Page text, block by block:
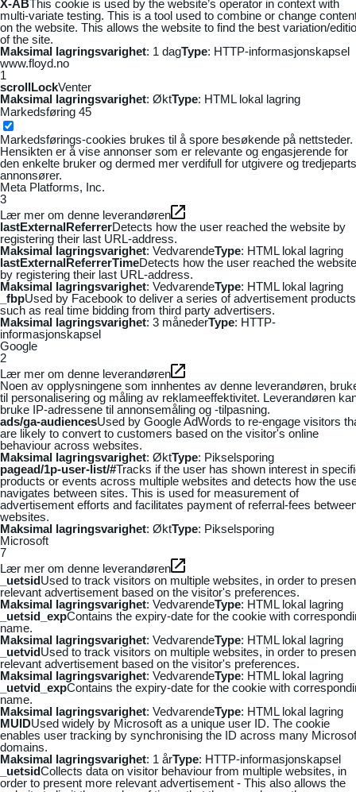
X-ABThis cookie is used by the website’s operator in context with
multi-variate testing. This is a tool used to combine or change
on the website. This allows the website to find the best variation/
of the site.
Maksimal lagringsvarighet: 1 dagType: HTTP-informasjonskapsel
www.floyd.no
1
scrollLockVenter
Maksimal lagringsvarighet: ØktType: HTML lokal lagring
Markedsføring 45
Markedsførings-cookies brukes til å spore besøkende på nettsteder.
Hensikten er å vise annonser som er relevante og engasjerende for
den enkelte bruker og dermed mer verdifull for utgivere og tredjeparts
annonsører.
Meta Platforms, Inc.
3
Lær mer om denne leverandøren
lastExternalReferrerDetects how the user reached the website by
registering their last URL-address.
Maksimal lagringsvarighet: VedvarendeType: HTML lokal lagring
lastExternalReferrerTimeDetects how the user reached the website
by registering their last URL-address.
Maksimal lagringsvarighet: VedvarendeType: HTML lokal lagring
_fbpUsed by Facebook to deliver a series of advertisement products
such as real time bidding from third party advertisers.
Maksimal lagringsvarighet: 3 månederType: HTTP-
informasjonskapsel
Google
2
Lær mer om denne leverandøren
Noen av opplysningene som innhentes av denne leverandøren,
til personalisering og måling av reklameeffektivitet. Leverandøren
bruke IP-adressene til annonsemåling og -tilpasning.
ads/ga-audiencesUsed by Google AdWords to re-engage visitors
are likely to convert to customers based on the visitor's online
behaviour across websites.
Maksimal lagringsvarighet: ØktType: Pikselsporing
pagead/1p-user-list/#Tracks if the user has shown interest in
products or events across multiple websites and detects how the
navigates between sites. This is used for measurement of
advertisement efforts and facilitates payment of referral-fees
websites.
Maksimal lagringsvarighet: ØktType: Pikselsporing
Microsoft
7
Lær mer om denne leverandøren
_uetsidUsed to track visitors on multiple websites, in order to
relevant advertisement based on the visitor's preferences.
Maksimal lagringsvarighet: VedvarendeType: HTML lokal lagring
_uetsid_expContains the expiry-date for the cookie with
name.
Maksimal lagringsvarighet: VedvarendeType: HTML lokal lagring
_uetvidUsed to track visitors on multiple websites, in order to
relevant advertisement based on the visitor's preferences.
Maksimal lagringsvarighet: VedvarendeType: HTML lokal lagring
_uetvid_expContains the expiry-date for the cookie with
name.
Maksimal lagringsvarighet: VedvarendeType: HTML lokal lagring
MUIDUsed widely by Microsoft as a unique user ID. The cookie
enables user tracking by synchronising the ID across many
domains.
Maksimal lagringsvarighet: 1 årType: HTTP-informasjonskapsel
_uetsidCollects data on visitor behaviour from multiple websites, in
order to present more relevant advertisement - This also allows the